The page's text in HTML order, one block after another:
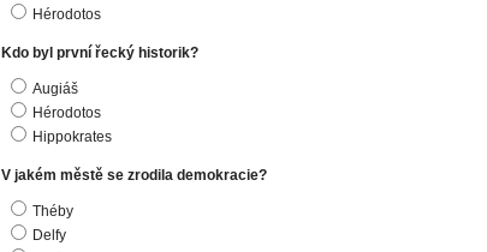
Hérodotos
Kdo byl první řecký historik?
Augiáš
Hérodotos
Hippokrates
V jakém městě se zrodila demokracie?
Théby
Delfy